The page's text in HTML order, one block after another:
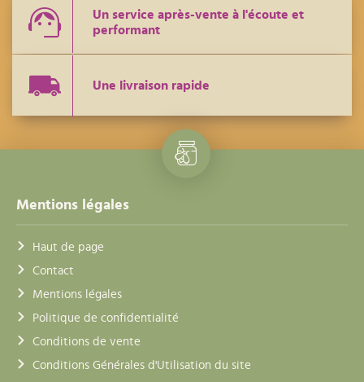
Un service après-vente à l'écoute et
performant
Une livraison rapide
Mentions légales
Haut de page
Contact
Mentions légales
Politique de confidentialité
Conditions de vente
Conditions Générales d'Utilisation du site